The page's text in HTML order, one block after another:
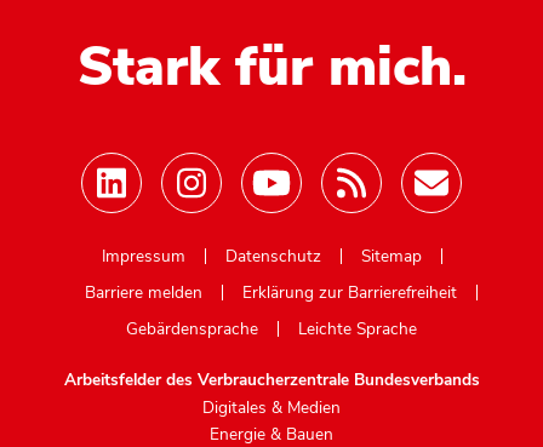
Stark für mich.
Impressum
Datenschutz
Sitemap
Barriere melden
Erklärung zur Barrierefreiheit
Gebärdensprache
Leichte Sprache
Arbeitsfelder des Verbraucherzentrale Bundesverbands
Digitales & Medien
Energie & Bauen